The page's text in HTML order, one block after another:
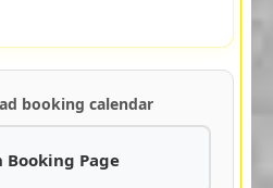
booking calendar
Booking Page